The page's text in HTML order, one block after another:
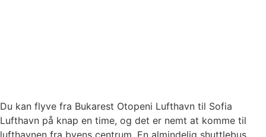
Du kan flyve fra Bukarest Otopeni Lufthavn til Sofia
Lufthavn på knap en time, og det er nemt at komme til